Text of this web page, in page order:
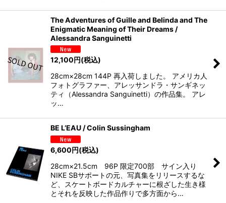
The Adventures of Guille and Belinda and The
Enigmatic Meaning of Their Dreams /
Alessandra Sanguinetti
12,100円(税込)
28cm×28cm 144P 再入荷しました。 アメリカ人
フォトグラファー、アレッサンドラ・サンギネッ
ティ（Alessandra Sanguinetti）の作品集。 アレ
ッ…
BE L’EAU / Colin Sussingham
6,600円(税込)
28cm×21.5cm 96P 限定700部 サイン入り
NIKE SBサポートの元、写真集をリリースするな
ど、スケートボードカルチャーに根ざした生き様
とそれを反映した作品作りで多方面から…